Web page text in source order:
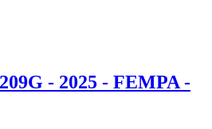
- 2025 - FEMPA -